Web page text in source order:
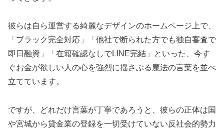
彼らは自ら運営する綺麗なデザインのホームページ上で、
「ブラック完全対応」「他社で断られた方でも独自審査で
即日融資」「在籍確認なしでLINE完結」といった、今す
ぐお金が欲しい人の心を強烈に揺さぶる魔法の言葉を並べ
立てています。
ですが、どれだけ言葉が丁寧であろうと、彼らの正体は国
や宮城から貸金業の登録を一切受けていない反社会的勢力